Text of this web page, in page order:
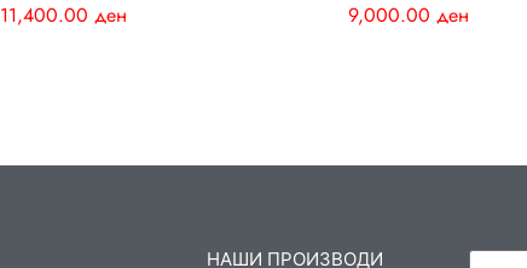
11,400.00 ден 9,000.00 ден
НАШИ ПРОИЗВОДИ